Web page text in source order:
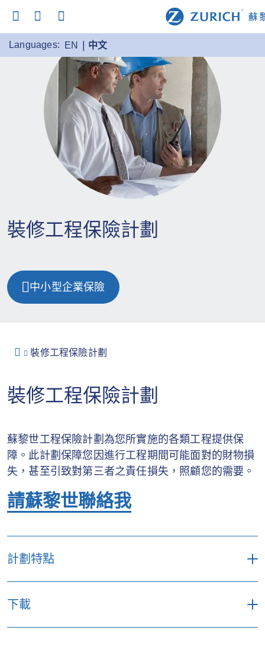
Languages: EN 中文
裝修工程保險計劃
中小型企業保險
裝修工程保險計劃
裝修工程保險計劃
蘇黎世工程保險計劃為您所實施的各類工程提供保
障。此計劃保障您因進行工程期間可能面對的財物損
失，甚至引致對第三者之責任損失，照顧您的需要。
請蘇黎世聯絡我
計劃特點
保障工程期間之財物及工程物料之損失及損
下載